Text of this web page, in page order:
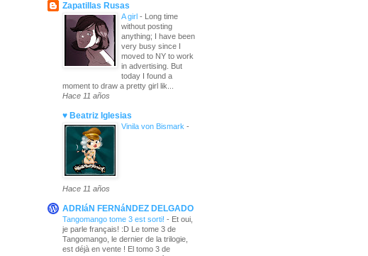
Zapatillas Rusas
A girl -
Long time
without posting
anything; I have been
very busy since I
moved to NY to work
in advertising. But
today I found a
moment to draw a pretty girl lik...
Hace 11 años
♥ Beatriz Iglesias
Vinila von Bismark -
Hace 11 años
ADRIáN FERNáNDEZ DELGADO
Tangomango tome 3 est sorti! - Et oui,
je parle français! :D Le tome 3 de
Tangomango, le dernier de la trilogie,
est déjà en vente ! El tomo 3 de